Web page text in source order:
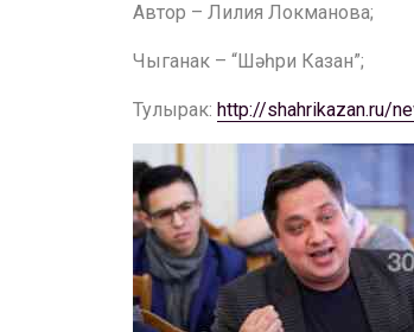
Автор – Лилия Локманова;
Чыганак – “Шәһри Казан”;
Тулырак: http://shahrikazan.ru/